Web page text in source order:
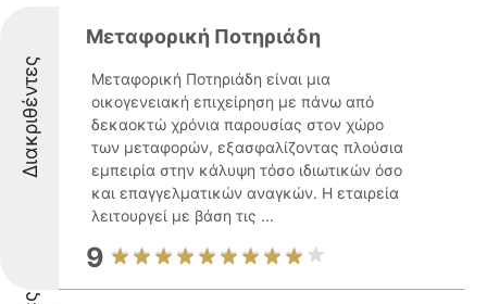
Διακριθέντες
Μεταφορική Ποτηριάδη
Μεταφορική Ποτηριάδη είναι μια
οικογενειακή επιχείρηση με πάνω από
δεκαοκτώ χρόνια παρουσίας στον χώρο
των μεταφορών, εξασφαλίζοντας πλούσια
εμπειρία στην κάλυψη τόσο ιδιωτικών όσο
και επαγγελματικών αναγκών. Η εταιρεία
λειτουργεί με βάση τις ...
9